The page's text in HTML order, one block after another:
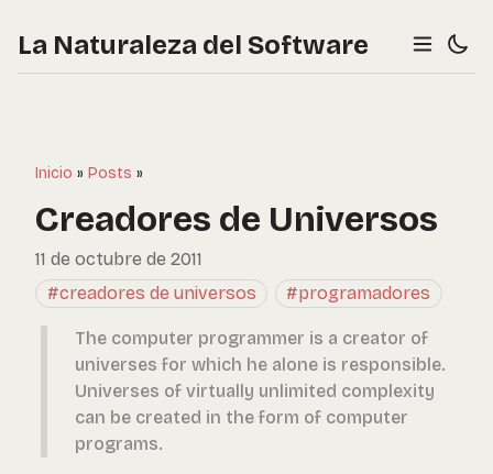
La Naturaleza del Software
Inicio » Posts »
Creadores de Universos
11 de octubre de 2011
#creadores de universos
#programadores
The computer programmer is a creator of
universes for which he alone is responsible.
Universes of virtually unlimited complexity
can be created in the form of computer
programs.